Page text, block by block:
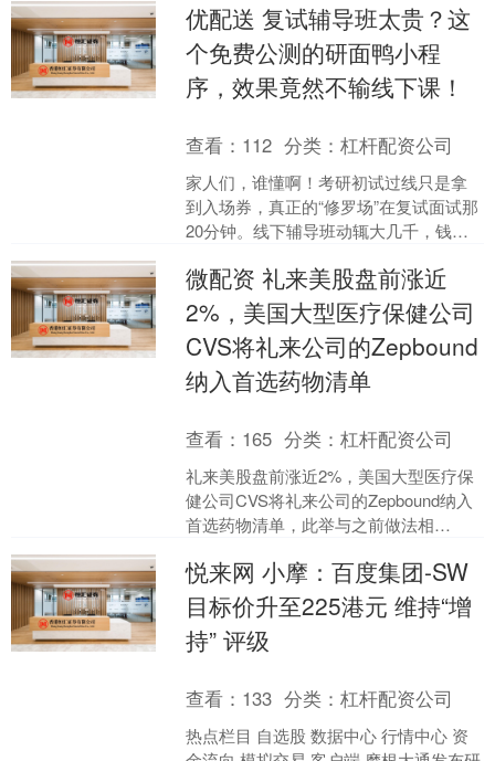
优配送 复试辅导班太贵？这
个免费公测的研面鸭小程
序，效果竟然不输线下课！
查看： 112 分类：杠杆配资公司
家人们，谁懂啊！考研初试过线只是拿
到入场券，真正的“修罗场”在复试面试那
20分钟。线下辅导班动辄大几千，钱包
寞，根本不知道导师....
微配资 礼来美股盘前涨近
2%，美国大型医疗保健公司
CVS将礼来公司的Zepbound
纳入首选药物清单
查看： 165 分类：杠杆配资公司
礼来美股盘前涨近2%，美国大型医疗保
健公司CVS将礼来公司的Zepbound纳入
首选药物清单，此举与之前做法相
悦来网 小摩：百度集团-SW
目标价升至225港元 维持“增
持” 评级
查看： 133 分类：杠杆配资公司
热点栏目 自选股 数据中心 行情中心 资